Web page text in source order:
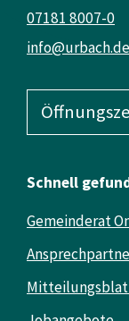
info@urbach.de
07181 8007-0
Schnell
Gemeinderat